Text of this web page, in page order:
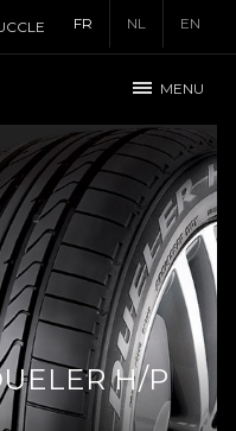
FR NL EN
MENU
H/P